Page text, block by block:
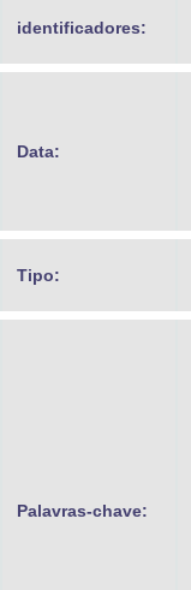
identificadores:
Data:
Tipo:
Palavras-chave: